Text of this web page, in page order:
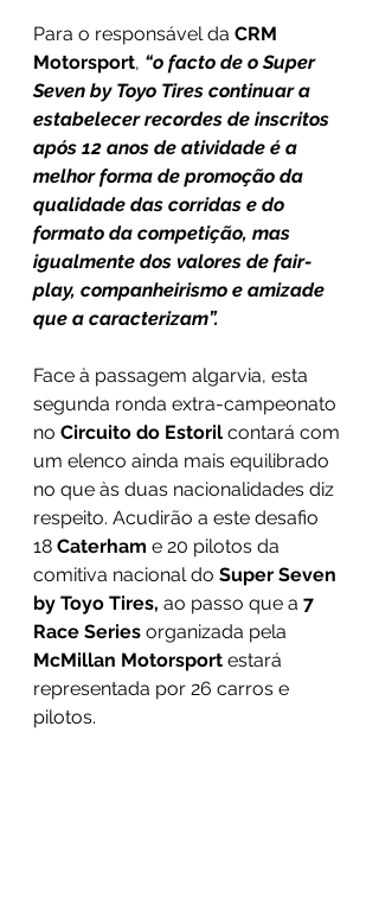
Para o responsável da CRM
Motorsport, “o facto de o Super
Seven by Toyo Tires continuar a
estabelecer recordes de inscritos
após 12 anos de atividade é a
melhor forma de promoção da
qualidade das corridas e do
formato da competição, mas
igualmente dos valores de fair-
play, companheirismo e amizade
que a caracterizam”.
Face à passagem algarvia, esta
segunda ronda extra-campeonato
no Circuito do Estoril contará com
um elenco ainda mais equilibrado
no que às duas nacionalidades diz
respeito. Acudirão a este desafio
18 Caterham e 20 pilotos da
comitiva nacional do Super Seven
by Toyo Tires, ao passo que a 7
Race Series organizada pela
McMillan Motorsport estará
representada por 26 carros e
pilotos.